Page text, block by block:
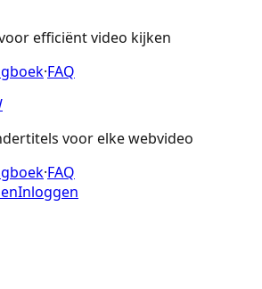
efficiënt video kijken
·FAQ
voor elke webvideo
·FAQ
Inloggen